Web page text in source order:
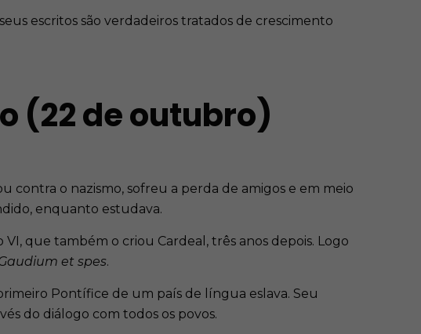
escritos são verdadeiros tratados de crescimento
(22 de outubro)
contra o nazismo, sofreu a perda de amigos e em meio
enquanto estudava.
que também o criou Cardeal, três anos depois. Logo
et spes.
Pontífice de um país de língua eslava. Seu
do diálogo com todos os povos.